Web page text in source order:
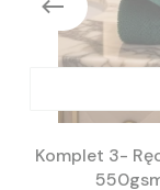
Komplet 3-